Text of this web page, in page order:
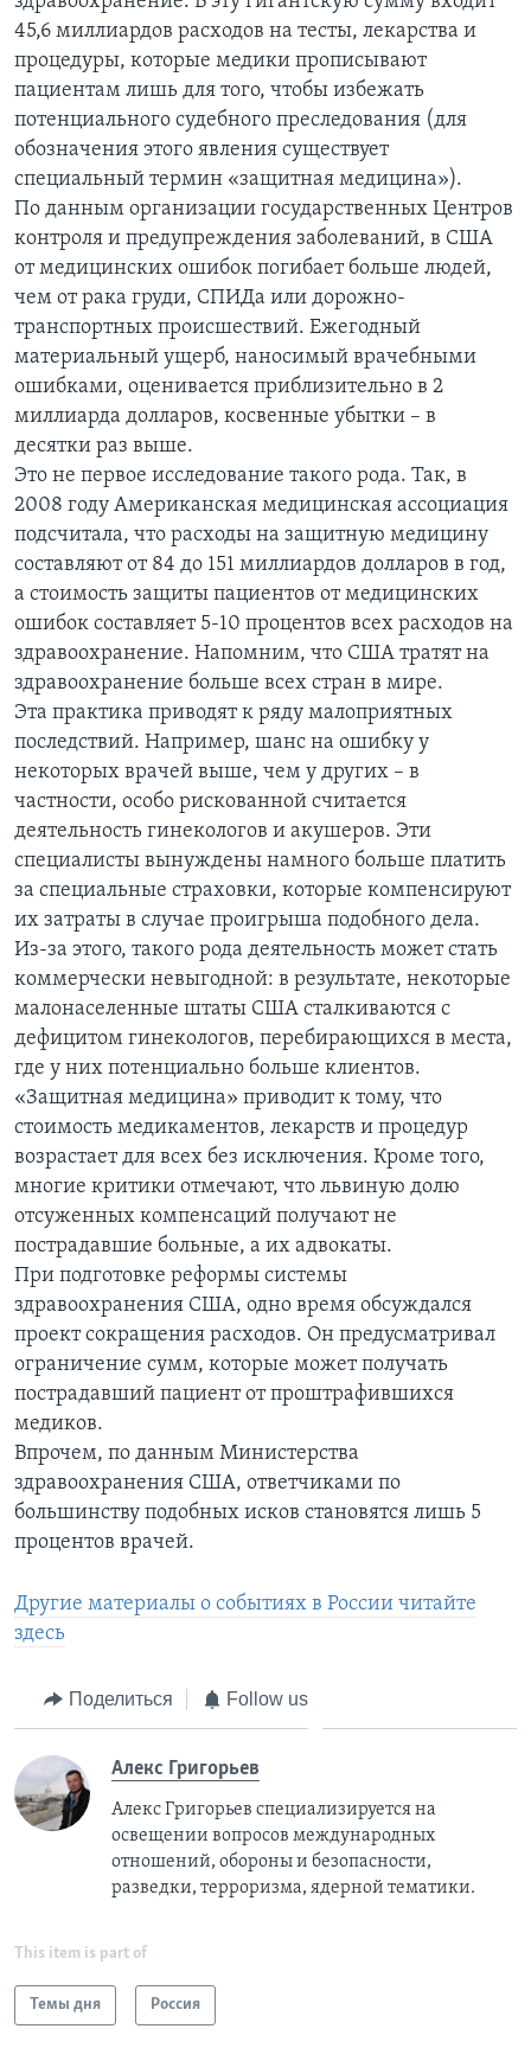
45,6 миллиардов расходов на тесты, лекарства и
процедуры, которые медики прописывают
пациентам лишь для того, чтобы избежать
потенциального судебного преследования (для
обозначения этого явления существует
специальный термин «защитная медицина»).
По данным организации государственных Центров
контроля и предупреждения заболеваний, в США
от медицинских ошибок погибает больше людей,
чем от рака груди, СПИДа или дорожно-
транспортных происшествий. Ежегодный
материальный ущерб, наносимый врачебными
ошибками, оценивается приблизительно в 2
миллиарда долларов, косвенные убытки – в
десятки раз выше.
Это не первое исследование такого рода. Так, в
2008 году Американская медицинская ассоциация
подсчитала, что расходы на защитную медицину
составляют от 84 до 151 миллиардов долларов в год,
а стоимость защиты пациентов от медицинских
ошибок составляет 5-10 процентов всех расходов на
здравоохранение. Напомним, что США тратят на
здравоохранение больше всех стран в мире.
Эта практика приводят к ряду малоприятных
последствий. Например, шанс на ошибку у
некоторых врачей выше, чем у других – в
частности, особо рискованной считается
деятельность гинекологов и акушеров. Эти
специалисты вынуждены намного больше платить
за специальные страховки, которые компенсируют
их затраты в случае проигрыша подобного дела.
Из-за этого, такого рода деятельность может стать
коммерчески невыгодной: в результате, некоторые
малонаселенные штаты США сталкиваются с
дефицитом гинекологов, перебирающихся в места,
где у них потенциально больше клиентов.
«Защитная медицина» приводит к тому, что
стоимость медикаментов, лекарств и процедур
возрастает для всех без исключения. Кроме того,
многие критики отмечают, что львиную долю
отсуженных компенсаций получают не
пострадавшие больные, а их адвокаты.
При подготовке реформы системы
здравоохранения США, одно время обсуждался
проект сокращения расходов. Он предусматривал
ограничение сумм, которые может получать
пострадавший пациент от проштрафившихся
медиков.
Впрочем, по данным Министерства
здравоохранения США, ответчиками по
большинству подобных исков становятся лишь 5
процентов врачей.
Другие материалы о событиях в России читайте
здесь
Поделиться Follow us
Алекс Григорьев
Алекс Григорьев специализируется на
освещении вопросов международных
отношений, обороны и безопасности,
разведки, терроризма, ядерной тематики.
This item is part of
Темы дня Россия